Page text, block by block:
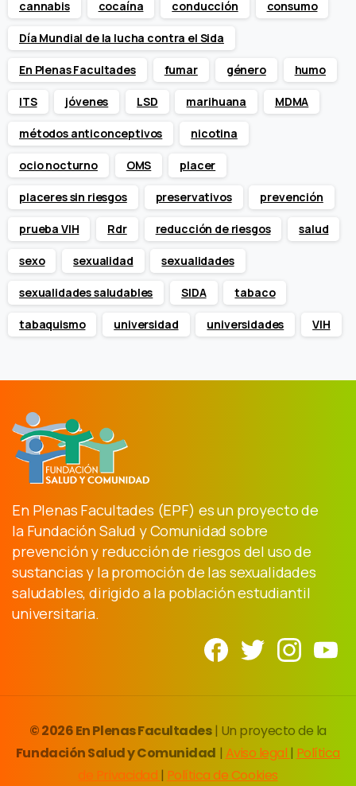
cannabis cocaína conducción consumo
Día Mundial de la lucha contra el Sida
En Plenas Facultades fumar género humo
ITS jóvenes LSD marihuana MDMA
métodos anticonceptivos nicotina
ocio nocturno OMS placer
placeres sin riesgos preservativos prevención
prueba VIH Rdr reducción de riesgos salud
sexo sexualidad sexualidades
sexualidades saludables SIDA tabaco
tabaquismo universidad universidades VIH
En Plenas Facultades (EPF) es un proyecto de
la Fundación Salud y Comunidad sobre
prevención y reducción de riesgos del uso de
sustancias y la promoción de las sexualidades
saludables, dirigido a la población estudiantil
universitaria.
© 2026 En Plenas Facultades| Un proyecto de la
Fundación Salud y Comunidad | Aviso legal | Política
de Privacidad | Política de Cookies